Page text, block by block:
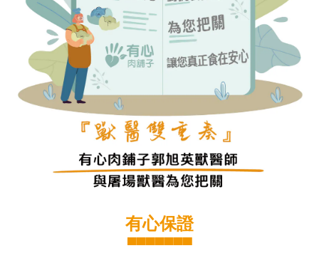
有心保證
▀▀▀▀▀▀▀